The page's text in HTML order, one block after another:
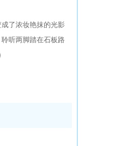
了浓妆艳抹的光影
听两脚踏在石板路